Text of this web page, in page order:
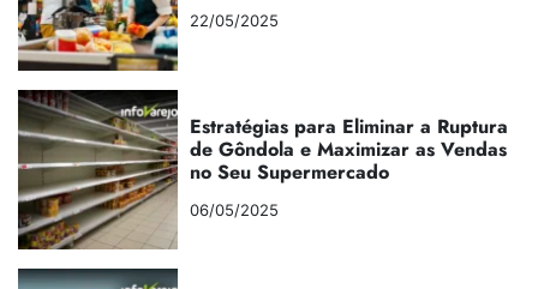
22/05/2025
Estratégias para Eliminar a Ruptura
de Gôndola e Maximizar as Vendas
no Seu Supermercado
06/05/2025